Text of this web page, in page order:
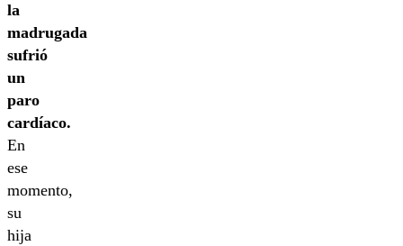
la
madrugada
sufrió
un
paro
cardíaco.
En
ese
momento,
su
hija